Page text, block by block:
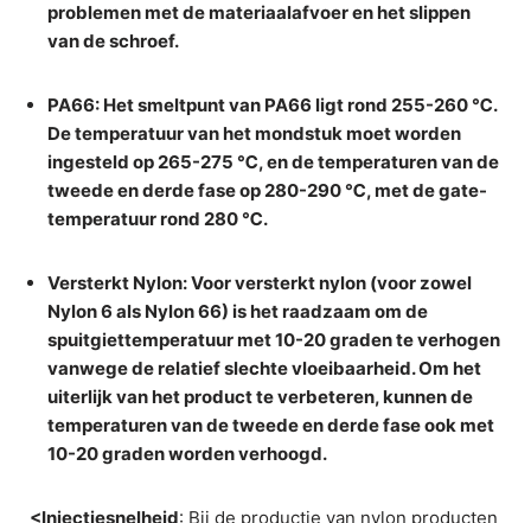
problemen met de materiaalafvoer en het slippen
van de schroef.
PA66: Het smeltpunt van PA66 ligt rond 255-260 ℃.
De temperatuur van het mondstuk moet worden
ingesteld op 265-275 ℃, en de temperaturen van de
tweede en derde fase op 280-290 ℃, met de gate-
temperatuur rond 280 ℃.
Versterkt Nylon: Voor versterkt nylon (voor zowel
Nylon 6 als Nylon 66) is het raadzaam om de
spuitgiettemperatuur met 10-20 graden te verhogen
vanwege de relatief slechte vloeibaarheid. Om het
uiterlijk van het product te verbeteren, kunnen de
temperaturen van de tweede en derde fase ook met
10-20 graden worden verhoogd.
<Injectiesnelheid: Bij de productie van nylon producten